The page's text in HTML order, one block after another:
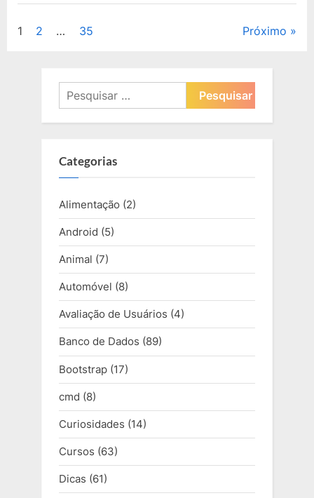
Paginação
1 2 … 35 Próximo
Pesquisar
por:
Categorias
Alimentação (2)
Android (5)
Animal (7)
Automóvel (8)
Avaliação de Usuários (4)
Banco de Dados (89)
Bootstrap (17)
cmd (8)
Curiosidades (14)
Cursos (63)
Dicas (61)